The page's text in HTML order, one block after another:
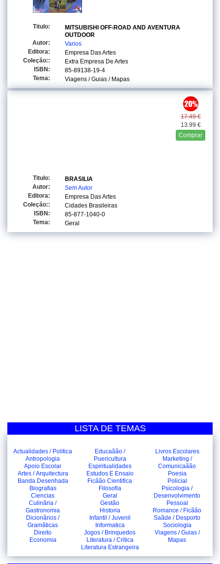
Titulo:
MITSUBISHI OFF-ROAD AND AVENTURA
OUTDOOR
Autor:
Varios
Editora:
Empresa Das Artes
Coleção::
Extra Empresa De Artes
ISBN:
85-89138-19-4
Tema:
Viagens / Guias / Mapas
17.49 €
13.99 €
Comprar
Titulo:
BRASILIA
Autor:
Sem Autor
Editora:
Empresa Das Artes
Coleção::
Cidades Brasileiras
ISBN:
85-877-1040-0
Tema:
Geral
LISTA DE TEMAS
Actualidades / Politica
Antropologia
Apoio Escolar
Artes / Arquitectura
Banda Desenhada
Biografias
Ciencias
Culinãria /
Gastronomia
Dicionãrios /
Gramãticas
Direito
Economia
Educaãão /
Puericultura
Espiritualidades
Estudos E Ensaio
Ficãão Cientifica
Filosofia
Geral
Gestão
Historia
Infantil / Juvenil
Informatica
Jogos / Brinquedos
Literatura / Critica
Literatura Estrangeira
Livros Escolares
Marketing /
Comunicaãão
Poesia
Policial
Psicologia /
Desenvolvimento
Pessoal
Romance / Ficãão
Saãde / Desporto
Sociologia
Viagens / Guias /
Mapas